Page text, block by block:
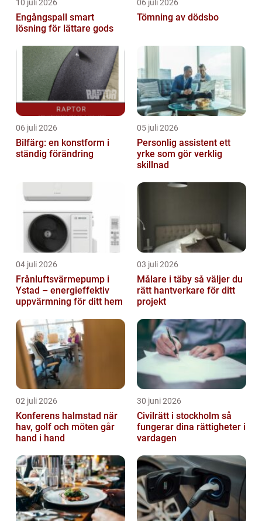
10 juli 2026
Engångspall smart
lösning för lättare gods
06 juli 2026
Tömning av dödsbo
06 juli 2026
Bilfärg: en konstform i
ständig förändring
05 juli 2026
Personlig assistent ett
yrke som gör verklig
skillnad
04 juli 2026
Frånluftsvärmepump i
Ystad – energieffektiv
uppvärmning för ditt hem
03 juli 2026
Målare i täby så väljer du
rätt hantverkare för ditt
projekt
02 juli 2026
Konferens halmstad när
hav, golf och möten går
hand i hand
30 juni 2026
Civilrätt i stockholm så
fungerar dina rättigheter i
vardagen